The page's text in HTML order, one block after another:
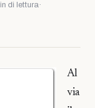
di lettura·
Al
via